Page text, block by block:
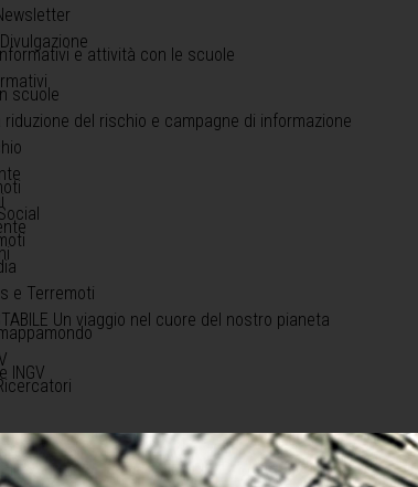
e attività con le scuole
scuole
riduzione del rischio e campagne di informazione
e Terremoti
Un viaggio nel cuore del nostro pianeta
INGV